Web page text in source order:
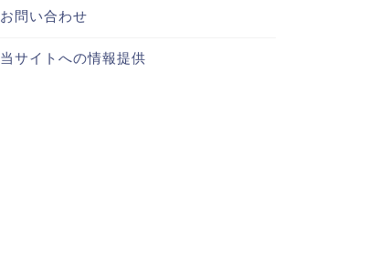
お問い合わせ
当サイトへの情報提供